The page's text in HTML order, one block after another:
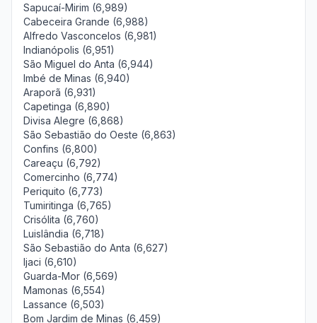
Sapucaí-Mirim (6,989)
Cabeceira Grande (6,988)
Alfredo Vasconcelos (6,981)
Indianópolis (6,951)
São Miguel do Anta (6,944)
Imbé de Minas (6,940)
Araporã (6,931)
Capetinga (6,890)
Divisa Alegre (6,868)
São Sebastião do Oeste (6,863)
Confins (6,800)
Careaçu (6,792)
Comercinho (6,774)
Periquito (6,773)
Tumiritinga (6,765)
Crisólita (6,760)
Luislândia (6,718)
São Sebastião do Anta (6,627)
Ijaci (6,610)
Guarda-Mor (6,569)
Mamonas (6,554)
Lassance (6,503)
Bom Jardim de Minas (6,459)